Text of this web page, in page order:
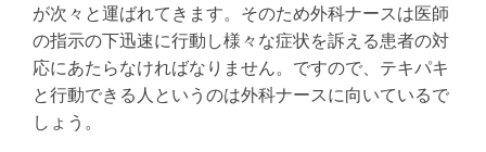
が次々と運ばれてきます。そのため外科ナースは医師
の指示の下迅速に行動し様々な症状を訴える患者の対
応にあたらなければなりません。ですので、テキパキ
と行動できる人というのは外科ナースに向いているで
しょう。